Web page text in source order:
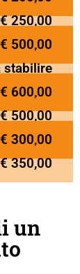
250,00
500,00
stabilire
600,00
500,00
300,00
350,00
un